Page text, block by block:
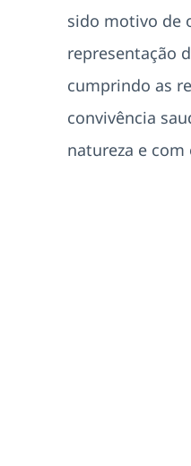
sido motivo de
representação
cumprindo as
convivência
natureza e